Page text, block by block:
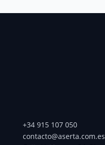
+34 915 107 050
contacto@aserta.com.es